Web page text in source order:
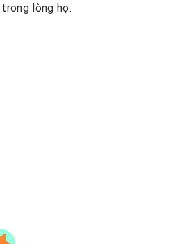
lòng họ.